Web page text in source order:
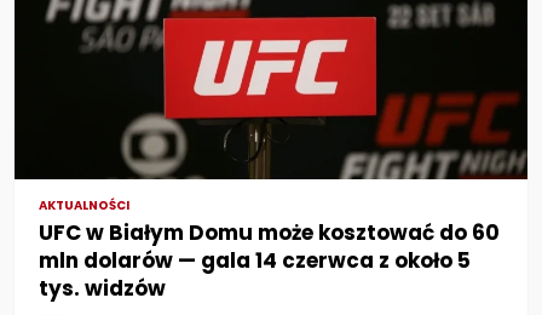
AKTUALNOŚCI
UFC w Białym Domu może kosztować do 60
mln dolarów — gala 14 czerwca z około 5
tys. widzów